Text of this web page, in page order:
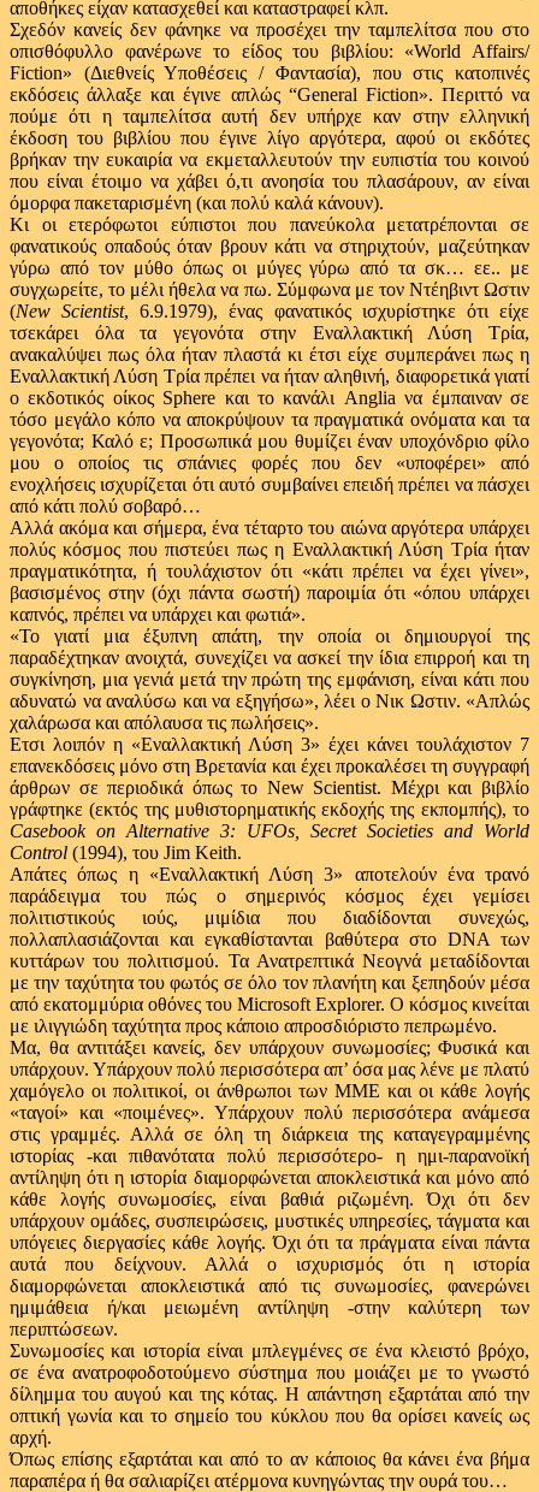
αποθήκες είχαν κατασχεθεί και καταστραφεί κλπ.
Σχεδόν κανείς δεν φάνηκε να προσέχει την ταμπελίτσα που στο
οπισθόφυλλο φανέρωνε το είδος του βιβλίου: «World Affairs/
Fiction» (Διεθνείς Υποθέσεις / Φαντασία), που στις κατοπινές
εκδόσεις άλλαξε και έγινε απλώς “General Fiction». Περιττό να
πούμε ότι η ταμπελίτσα αυτή δεν υπήρχε καν στην ελληνική
έκδοση του βιβλίου που έγινε λίγο αργότερα, αφού οι εκδότες
βρήκαν την ευκαιρία να εκμεταλλευτούν την ευπιστία του κοινού
που είναι έτοιμο να χάβει ό,τι ανοησία του πλασάρουν, αν είναι
όμορφα πακεταρισμένη (και πολύ καλά κάνουν).
Κι οι ετερόφωτοι εύπιστοι που πανεύκολα μετατρέπονται σε
φανατικούς οπαδούς όταν βρουν κάτι να στηριχτούν, μαζεύτηκαν
γύρω από τον μύθο όπως οι μύγες γύρω από τα σκ… εε.. με
συγχωρείτε, το μέλι ήθελα να πω. Σύμφωνα με τον Ντέηβιντ Ωστιν
(New Scientist, 6.9.1979), ένας φανατικός ισχυρίστηκε ότι είχε
τσεκάρει όλα τα γεγονότα στην Εναλλακτική Λύση Τρία,
ανακαλύψει πως όλα ήταν πλαστά κι έτσι είχε συμπεράνει πως η
Εναλλακτική Λύση Τρία πρέπει να ήταν αληθινή, διαφορετικά γιατί
ο εκδοτικός οίκος Sphere και το κανάλι Anglia να έμπαιναν σε
τόσο μεγάλο κόπο να αποκρύψουν τα πραγματικά ονόματα και τα
γεγονότα; Καλό ε; Προσωπικά μου θυμίζει έναν υποχόνδριο φίλο
μου ο οποίος τις σπάνιες φορές που δεν «υποφέρει» από
ενοχλήσεις ισχυρίζεται ότι αυτό συμβαίνει επειδή πρέπει να πάσχει
από κάτι πολύ σοβαρό…
Αλλά ακόμα και σήμερα, ένα τέταρτο του αιώνα αργότερα υπάρχει
πολύς κόσμος που πιστεύει πως η Εναλλακτική Λύση Τρία ήταν
πραγματικότητα, ή τουλάχιστον ότι «κάτι πρέπει να έχει γίνει»,
βασισμένος στην (όχι πάντα σωστή) παροιμία ότι «όπου υπάρχει
καπνός, πρέπει να υπάρχει και φωτιά».
«Το γιατί μια έξυπνη απάτη, την οποία οι δημιουργοί της
παραδέχτηκαν ανοιχτά, συνεχίζει να ασκεί την ίδια επιρροή και τη
συγκίνηση, μια γενιά μετά την πρώτη της εμφάνιση, είναι κάτι που
αδυνατώ να αναλύσω και να εξηγήσω», λέει ο Νικ Ωστιν. «Απλώς
χαλάρωσα και απόλαυσα τις πωλήσεις».
Ετσι λοιπόν η «Εναλλακτική Λύση 3» έχει κάνει τουλάχιστον 7
επανεκδόσεις μόνο στη Βρετανία και έχει προκαλέσει τη συγγραφή
άρθρων σε περιοδικά όπως το New Scientist. Μέχρι και βιβλίο
γράφτηκε (εκτός της μυθιστορηματικής εκδοχής της εκπομπής), το
Casebook on Alternative 3: UFOs, Secret Societies and World
Control (1994), του Jim Keith.
Απάτες όπως η «Εναλλακτική Λύση 3» αποτελούν ένα τρανό
παράδειγμα του πώς ο σημερινός κόσμος έχει γεμίσει
πολιτιστικούς ιούς, μιμίδια που διαδίδονται συνεχώς,
πολλαπλασιάζονται και εγκαθίστανται βαθύτερα στο DNA των
κυττάρων του πολιτισμού. Τα Ανατρεπτικά Νεογνά μεταδίδονται
με την ταχύτητα του φωτός σε όλο τον πλανήτη και ξεπηδούν μέσα
από εκατομμύρια οθόνες του Microsoft Explorer. Ο κόσμος κινείται
με ιλιγγιώδη ταχύτητα προς κάποιο απροσδιόριστο πεπρωμένο.
Μα, θα αντιτάξει κανείς, δεν υπάρχουν συνωμοσίες; Φυσικά και
υπάρχουν. Υπάρχουν πολύ περισσότερα απ’ όσα μας λένε με πλατύ
χαμόγελο οι πολιτικοί, οι άνθρωποι των ΜΜΕ και οι κάθε λογής
«ταγοί» και «ποιμένες». Υπάρχουν πολύ περισσότερα ανάμεσα
στις γραμμές. Αλλά σε όλη τη διάρκεια της καταγεγραμμένης
ιστορίας -και πιθανότατα πολύ περισσότερο- η ημι-παρανοϊκή
αντίληψη ότι η ιστορία διαμορφώνεται αποκλειστικά και μόνο από
κάθε λογής συνωμοσίες, είναι βαθιά ριζωμένη. Όχι ότι δεν
υπάρχουν ομάδες, συσπειρώσεις, μυστικές υπηρεσίες, τάγματα και
υπόγειες διεργασίες κάθε λογής. Όχι ότι τα πράγματα είναι πάντα
αυτά που δείχνουν. Αλλά ο ισχυρισμός ότι η ιστορία
διαμορφώνεται αποκλειστικά από τις συνωμοσίες, φανερώνει
ημιμάθεια ή/και μειωμένη αντίληψη -στην καλύτερη των
περιπτώσεων.
Συνωμοσίες και ιστορία είναι μπλεγμένες σε ένα κλειστό βρόχο,
σε ένα ανατροφοδοτούμενο σύστημα που μοιάζει με το γνωστό
δίλημμα του αυγού και της κότας. Η απάντηση εξαρτάται από την
οπτική γωνία και το σημείο του κύκλου που θα ορίσει κανείς ως
αρχή.
Όπως επίσης εξαρτάται και από το αν κάποιος θα κάνει ένα βήμα
παραπέρα ή θα σαλιαρίζει ατέρμονα κυνηγώντας την ουρά του…